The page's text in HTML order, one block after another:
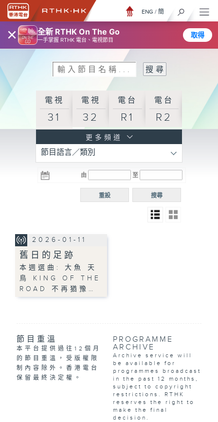
× 全新 RTHK On The Go
一手掌握 RTHK 電台、電視節目
取得
ENG / 簡
電視
31
電視
32
電台
R1
電台
R2
R3
電台 電台
R5
電台
普通
更多頻道
節目語言／類別
由 至
搜尋
重設
2026-01-11
舊日的足跡
本週選曲: 大魚 天
鳥 KING OF THE
ROAD 不再猶豫…
節目重溫
本平台提供過往12個月
的節目重溫，受版權限
制內容除外。香港電台
保留最終決定權。
PROGRAMME
ARCHIVE
Archive service will
be available for
programmes broadcast
in the past 12 months,
subject to copyright
restrictions. RTHK
reserves the right to
make the final
decision.